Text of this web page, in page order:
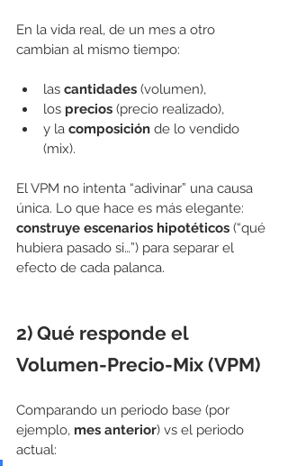
En la vida real, de un mes a otro
cambian al mismo tiempo:
las cantidades (volumen),
los precios (precio realizado),
y la composición de lo vendido
(mix).
El VPM no intenta “adivinar” una causa
única. Lo que hace es más elegante:
construye escenarios hipotéticos (“qué
hubiera pasado si…”) para separar el
efecto de cada palanca.
2) Qué responde el
Volumen-Precio-Mix (VPM)
Comparando un periodo base (por
ejemplo, mes anterior) vs el periodo
actual: